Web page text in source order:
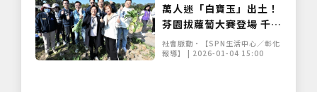
萬人迷「白寶玉」出土！
芬園拔蘿蔔大賽登場 千人
下田搶好彩頭
社會脈動•【SPN生活中心／彰化
報導】 | 2026-01-04 15:00